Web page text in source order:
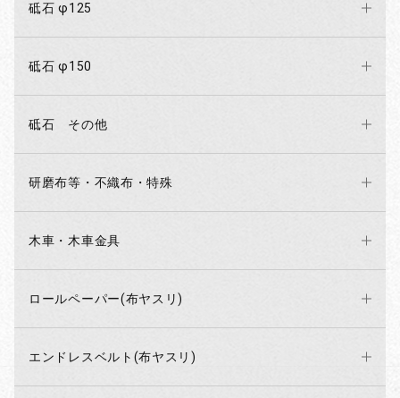
砥石 φ125
砥石 φ150
砥石 その他
研磨布等・不織布・特殊
木車・木車金具
ロールペーパー(布ヤスリ)
エンドレスベルト(布ヤスリ)